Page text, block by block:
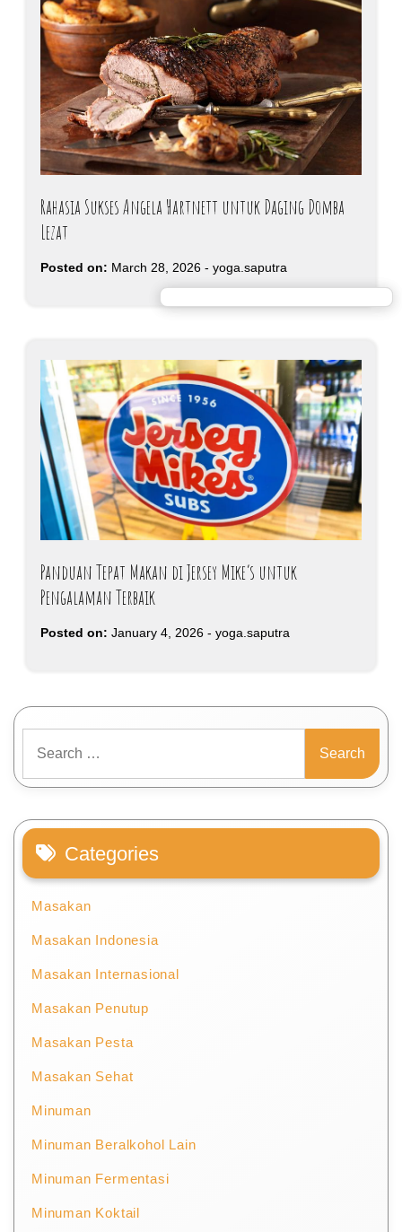
Rahasia Sukses Angela Hartnett untuk Daging Domba
Lezat
Posted on: March 28, 2026 - yoga.saputra
Panduan Tepat Makan di Jersey Mike’s untuk
Pengalaman Terbaik
Posted on: January 4, 2026 - yoga.saputra
for:
Categories
Masakan
Masakan Indonesia
Masakan Internasional
Masakan Penutup
Masakan Pesta
Masakan Sehat
Minuman
Minuman Beralkohol Lain
Minuman Fermentasi
Minuman Koktail